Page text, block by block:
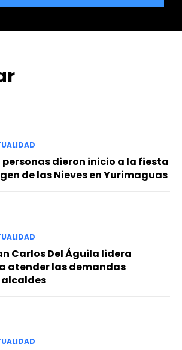
personas dieron inicio a la fiesta
de las Nieves en Yurimaguas
Carlos Del Águila lidera
atender las demandas
alcaldes